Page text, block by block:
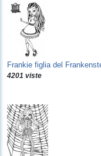
Frankie figlia del
4201 viste